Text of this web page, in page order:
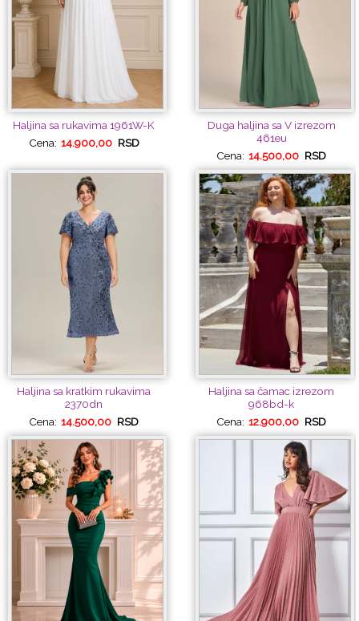
Haljina sa rukavima 1961W-K
Cena: 14.900,00 RSD
Duga haljina sa V izrezom
461eu
Cena: 14.500,00 RSD
Haljina sa kratkim rukavima
2370dn
Cena: 14.500,00 RSD
Haljina sa čamac izrezom
968bd-k
Cena: 12.900,00 RSD